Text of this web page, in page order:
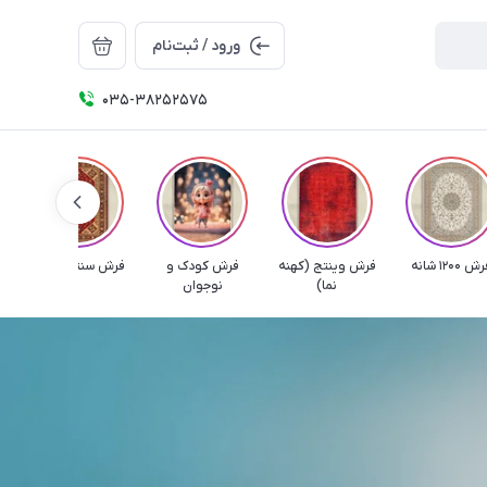
ورود / ثبت‌نام
035-38252575
1200 شانه
فرش وینتج (کهنه
نما)
فرش کودک و
نوجوان
فرش سنتی و گبه